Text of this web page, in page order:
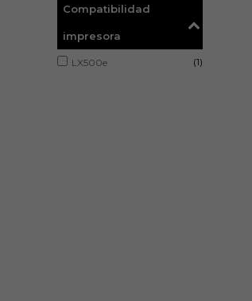
Compatibilidad
impresora
LX500e (1)